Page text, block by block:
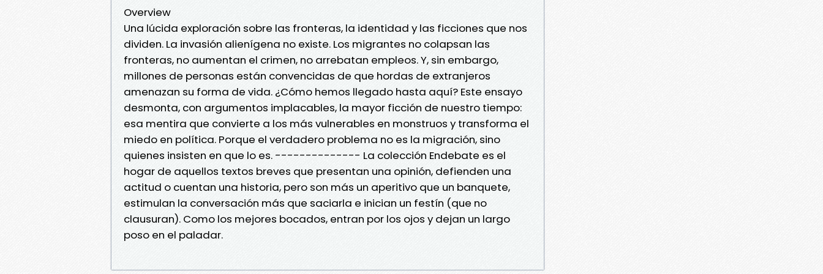
Overview
Una lúcida exploración sobre las fronteras, la identidad y las ficciones que nos
dividen. La invasión alienígena no existe. Los migrantes no colapsan las
fronteras, no aumentan el crimen, no arrebatan empleos. Y, sin embargo,
millones de personas están convencidas de que hordas de extranjeros
amenazan su forma de vida. ¿Cómo hemos llegado hasta aquí? Este ensayo
desmonta, con argumentos implacables, la mayor ficción de nuestro tiempo:
esa mentira que convierte a los más vulnerables en monstruos y transforma el
miedo en política. Porque el verdadero problema no es la migración, sino
quienes insisten en que lo es. -------------- La colección Endebate es el
hogar de aquellos textos breves que presentan una opinión, defienden una
actitud o cuentan una historia, pero son más un aperitivo que un banquete,
estimulan la conversación más que saciarla e inician un festín (que no
clausuran). Como los mejores bocados, entran por los ojos y dejan un largo
poso en el paladar.